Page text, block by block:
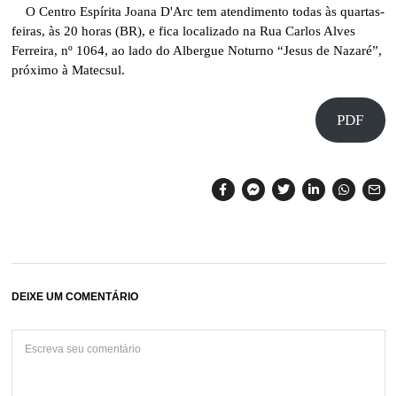
O Centro Espírita Joana D'Arc tem atendimento todas às quartas-
feiras, às 20 horas (BR), e fica localizado na Rua Carlos Alves
Ferreira, nº 1064, ao lado do Albergue Noturno “Jesus de Nazaré”,
próximo à Matecsul.
PDF
DEIXE UM COMENTÁRIO